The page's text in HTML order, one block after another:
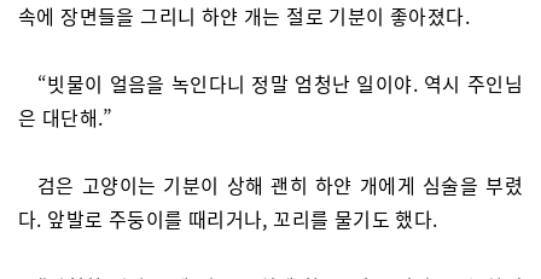
속에 장면들을 그리니 하얀 개는 절로 기분이 좋아졌다.
“빗물이 얼음을 녹인다니 정말 엄청난 일이야. 역시 주인님
은 대단해.”
검은 고양이는 기분이 상해 괜히 하얀 개에게 심술을 부렸
다. 앞발로 주둥이를 때리거나, 꼬리를 물기도 했다.